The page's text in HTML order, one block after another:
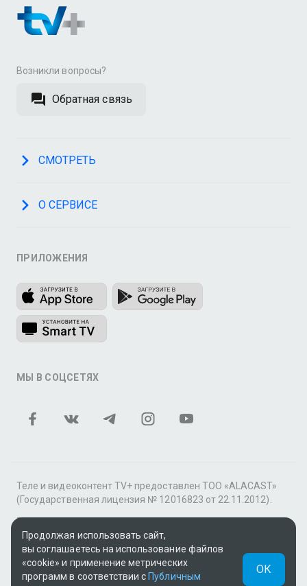
Возникли вопросы?
Обратная связь
СМОТРЕТЬ
О СЕРВИСЕ
ПРИЛОЖЕНИЯ
МЫ В СОЦСЕТЯХ
Теле и видеоконтент TV+ предоставлен ТОО «ALACAST»
(Государственная лицензия № 12016823 от 22.11.2012).
В рамках услуги «Видео по подписке» для «Пакета
фильмов и сериалов tv+» контент предоставляется
онлайн-кинотеатром MEGOGO.
Поддержка: tvplus@telecom.kz
Продолжая использовать сайт,
вы соглашаетесь на использование файлов
«cookie» и применение метрических
программ в соответствии с Публичным
ОК